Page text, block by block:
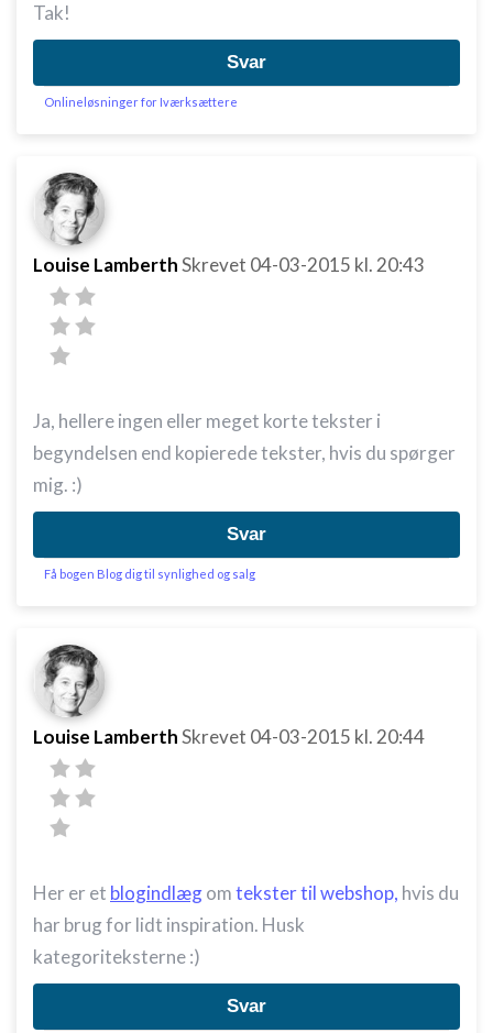
Tak!
Svar
Onlineløsninger for Iværksættere
Louise LamberthSkrevet 04-03-2015 kl. 20:43
Ja, hellere ingen eller meget korte tekster i
begyndelsen end kopierede tekster, hvis du spørger
mig. :)
Svar
Få bogen Blog dig til synlighed og salg
Louise LamberthSkrevet 04-03-2015 kl. 20:44
Her er et blogindlægomtekster til webshop, hvis du
har brug for lidt inspiration. Husk
kategoriteksterne :)
Svar